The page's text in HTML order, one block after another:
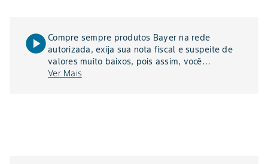
play_circle Compre sempre produtos Bayer na rede
autorizada, exija sua nota fiscal e suspeite de
valores muito baixos, pois assim, você
agricultor, evita produtos falsificados e garante
Ver Mais